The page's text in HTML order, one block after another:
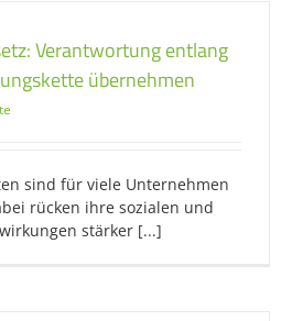
Verantwortung entlang
übernehmen
sind für viele Unternehmen
rücken ihre sozialen und
stärker [...]